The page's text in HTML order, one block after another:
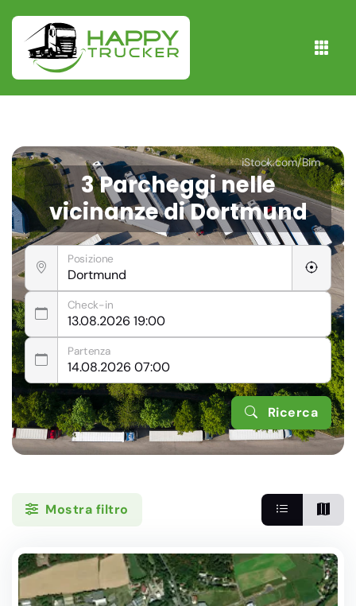
iStock.com/Bim
3 Parcheggi nelle
vicinanze di Dortmund
Posizione
Check-in
Partenza
Ricerca
Mostra filtro